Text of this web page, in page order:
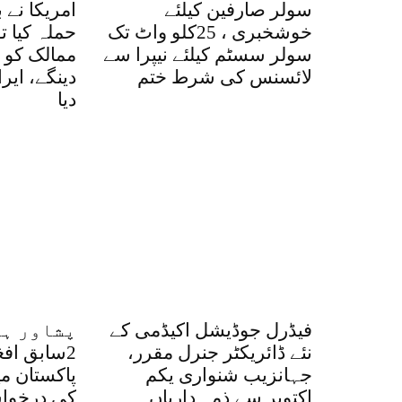
امریکا
حملہ کیا
ممالک کو
دینگے،
دیا
سولر صارفین کیلئے
خوشخبری ، 25کلو واٹ تک
سولر سسٹم کیلئے نیپرا سے
لائسنس کی شرط ختم
پشاور
2سابق
پاکستان
کی
فیڈرل جوڈیشل اکیڈمی کے
نئے ڈائریکٹر جنرل مقرر،
جہانزیب شنواری یکم
اکتوبر سے ذمہ داریاں